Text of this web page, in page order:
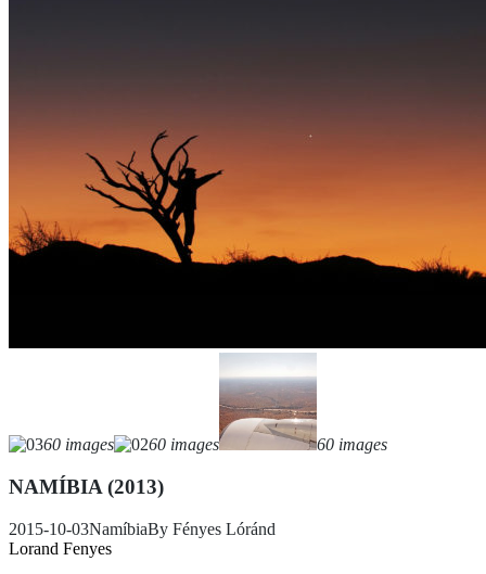
60 images 60 images 60 images
NAMÍBIA (2013)
2015-10-03NamíbiaBy Fényes Lóránd
Lorand Fenyes